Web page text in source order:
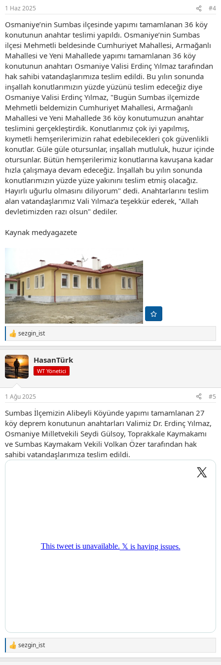
1 Haz 2025 #4
Osmaniye’nin Sumbas ilçesinde yapımı tamamlanan 36 köy
konutunun anahtar teslimi yapıldı. Osmaniye’nin Sumbas
ilçesi Mehmetli beldesinde Cumhuriyet Mahallesi, Armağanlı
Mahallesi ve Yeni Mahallede yapımı tamamlanan 36 köy
konutunun anahtarı Osmaniye Valisi Erdinç Yılmaz tarafından
hak sahibi vatandaşlarımıza teslim edildi. Bu yılın sonunda
inşallah konutlarımızın yüzde yüzünü teslim edeceğiz diye
Osmaniye Valisi Erdinç Yılmaz, "Bugün Sumbas ilçemizde
Mehmetli beldemizin Cumhuriyet Mahallesi, Armağanlı
Mahallesi ve Yeni Mahallede 36 köy konutumuzun anahtar
teslimini gerçekleştirdik. Konutlarımız çok iyi yapılmış,
kıymetli hemşerilerimizin rahat edebilecekleri çok güvenlikli
konutlar. Güle güle otursunlar, inşallah mutluluk, huzur içinde
otursunlar. Bütün hemşerilerimiz konutlarına kavuşana kadar
hızla çalışmaya devam edeceğiz. İnşallah bu yılın sonunda
konutlarımızın yüzde yüze yakınını teslim etmiş olacağız.
Hayırlı uğurlu olmasını diliyorum" dedi. Anahtarlarını teslim
alan vatandaşlarımız Vali Yılmaz’a teşekkür ederek, "Allah
devletimizden razı olsun" dediler.
Kaynak medyagazete
T
e
k
i
l
sezgin_ist
HasanTürk
WT Yönetici
1 Ağu 2025 #5
Sumbas İlçemizin Alibeyli Köyünde yapımı tamamlanan 27
köy deprem konutunun anahtarları Valimiz Dr. Erdinç Yılmaz,
Osmaniye Milletvekili Seydi Gülsoy, Toprakkale Kaymakamı
ve Sumbas Kaymakam Vekili Volkan Özer tarafından hak
sahibi vatandaşlarımıza teslim edildi.
T
e
sezgin_ist